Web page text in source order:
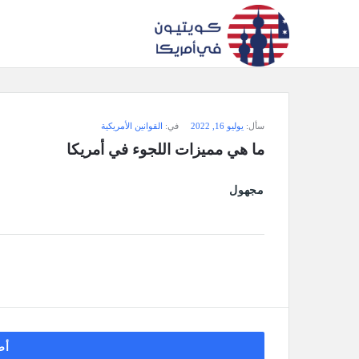
وجواب
أمريكا
سأل: يوليو 16, 2022 في: القوانين الأمريكية
ما هي مميزات اللجوء في أمريكا
مجهول